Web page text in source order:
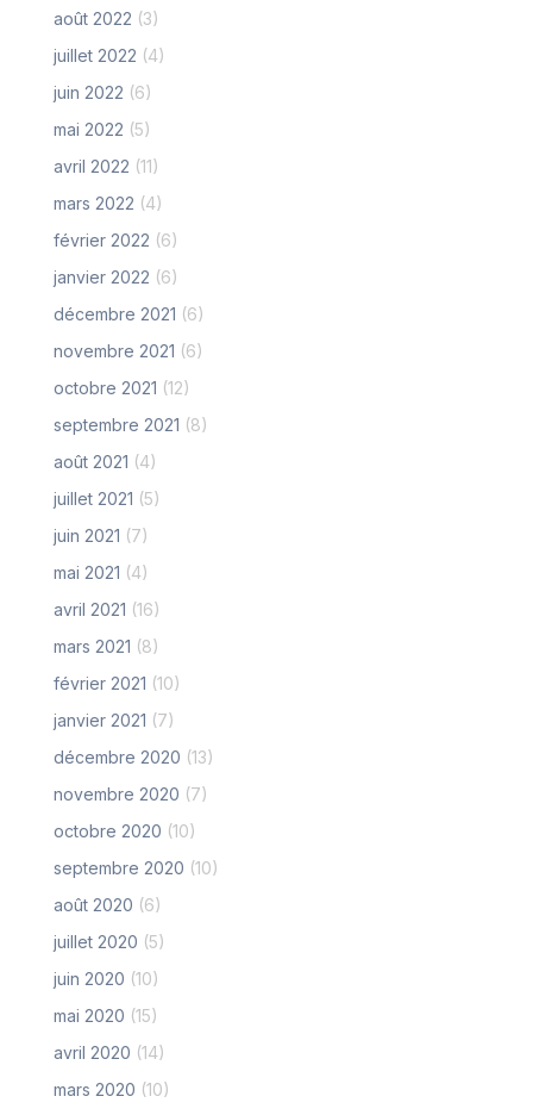
août 2022 (3)
juillet 2022 (4)
juin 2022 (6)
mai 2022 (5)
avril 2022 (11)
mars 2022 (4)
février 2022 (6)
janvier 2022 (6)
décembre 2021 (6)
novembre 2021 (6)
octobre 2021 (12)
septembre 2021 (8)
août 2021 (4)
juillet 2021 (5)
juin 2021 (7)
mai 2021 (4)
avril 2021 (16)
mars 2021 (8)
février 2021 (10)
janvier 2021 (7)
décembre 2020 (13)
novembre 2020 (7)
octobre 2020 (10)
septembre 2020 (10)
août 2020 (6)
juillet 2020 (5)
juin 2020 (10)
mai 2020 (15)
avril 2020 (14)
mars 2020 (10)